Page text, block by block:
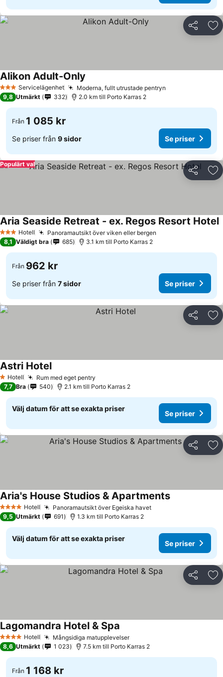
Dela
3 StjärnorServicelägenhet Moderna, fullt utrustade pentryn
Alikon Adult-Only
9,8 Utmärkt 332 2.0 km till Porto Karras 2
Från 1 085 kr
Se priser från 9 sidor Se priser
Dela
Populärt val
3 StjärnorHotell Panoramautsikt över viken eller bergen
Aria Seaside Retreat - ex. Regos Resort Hotel
8,1 Väldigt bra 685 3.1 km till Porto Karras 2
Från 962 kr
Se priser från 7 sidor Se priser
Dela
1 Stjärnor
Hotell Rum med eget pentry
Astri Hotel
7,7 Bra 540 2.1 km till Porto Karras 2
Välj datum för att se exakta priser
Se priser
Dela
4 StjärnorHotell Panoramautsikt över Egeiska havet
Aria's House Studios & Apartments
9,5 Utmärkt 691 1.3 km till Porto Karras 2
Välj datum för att se exakta priser
Se priser
Dela
4 StjärnorHotell Mångsidiga matupplevelser
Lagomandra Hotel & Spa
8,6 Utmärkt 1 023 7.5 km till Porto Karras 2
Från 1 168 kr